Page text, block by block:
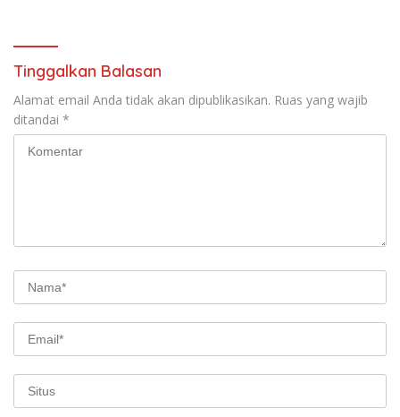
Tinggalkan Balasan
Alamat email Anda tidak akan dipublikasikan. Ruas yang wajib
ditandai *